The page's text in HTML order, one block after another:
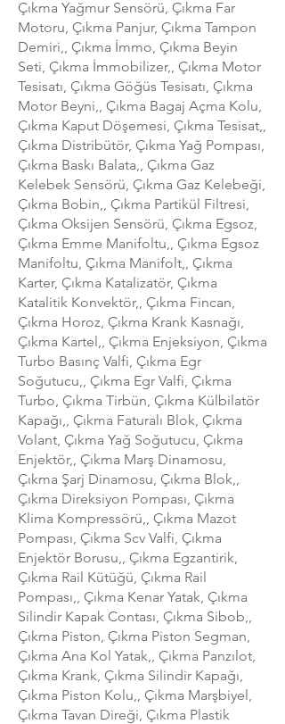
Çıkma Yağmur Sensörü, Çıkma Far
Motoru, Çıkma Panjur, Çıkma Tampon
Demiri,, Çıkma İmmo, Çıkma Beyin
Seti, Çıkma İmmobilizer,, Çıkma Motor
Tesisatı, Çıkma Göğüs Tesisatı, Çıkma
Motor Beyni,, Çıkma Bagaj Açma Kolu,
Çıkma Kaput Döşemesi, Çıkma Tesisat,,
Çıkma Distribütör, Çıkma Yağ Pompası,
Çıkma Baskı Balata,, Çıkma Gaz
Kelebek Sensörü, Çıkma Gaz Kelebeği,
Çıkma Bobin,, Çıkma Partikül Filtresi,
Çıkma Oksijen Sensörü, Çıkma Egsoz,
Çıkma Emme Manifoltu,, Çıkma Egsoz
Manifoltu, Çıkma Manifolt,, Çıkma
Karter, Çıkma Katalizatör, Çıkma
Katalitik Konvektör,, Çıkma Fincan,
Çıkma Horoz, Çıkma Krank Kasnağı,
Çıkma Kartel,, Çıkma Enjeksiyon, Çıkma
Turbo Basınç Valfi, Çıkma Egr
Soğutucu,, Çıkma Egr Valfi, Çıkma
Turbo, Çıkma Tirbün, Çıkma Külbilatör
Kapağı,, Çıkma Faturalı Blok, Çıkma
Volant, Çıkma Yağ Soğutucu, Çıkma
Enjektör,, Çıkma Marş Dinamosu,
Çıkma Şarj Dinamosu, Çıkma Blok,,
Çıkma Direksiyon Pompası, Çıkma
Klima Kompressörü,, Çıkma Mazot
Pompası, Çıkma Scv Valfi, Çıkma
Enjektör Borusu,, Çıkma Egzantirik,
Çıkma Rail Kütüğü, Çıkma Rail
Pompası,, Çıkma Kenar Yatak, Çıkma
Silindir Kapak Contası, Çıkma Sibob,,
Çıkma Piston, Çıkma Piston Segman,
Çıkma Ana Kol Yatak,, Çıkma Panzılot,
Çıkma Krank, Çıkma Silindir Kapağı,
Çıkma Piston Kolu,, Çıkma Marşbiyel,
Çıkma Tavan Direği, Çıkma Plastik